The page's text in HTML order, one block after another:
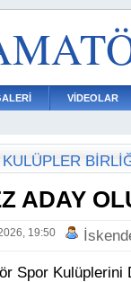
VİDEOLAR
KULÜPLER
ADAY
19:50
Spor Kulüplerini